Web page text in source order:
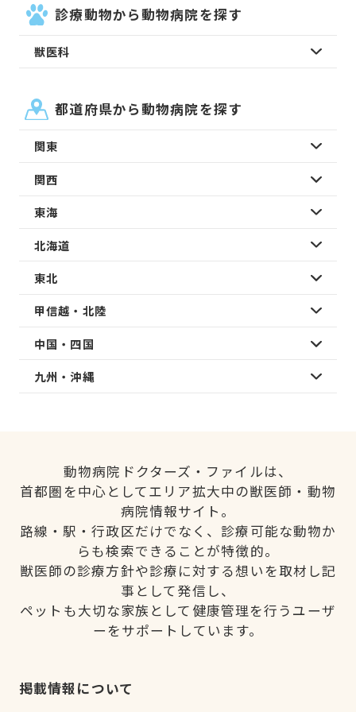
診療動物から動物病院を探す
獣医科
都道府県から動物病院を探す
関東
関西
東海
北海道
東北
甲信越・北陸
中国・四国
九州・沖縄
動物病院ドクターズ・ファイルは、
首都圏を中心としてエリア拡大中の獣医師・動物
病院情報サイト。
路線・駅・行政区だけでなく、診療可能な動物か
らも検索できることが特徴的。
獣医師の診療方針や診療に対する想いを取材し記
事として発信し、
ペットも大切な家族として健康管理を行うユーザ
ーをサポートしています。
掲載情報について